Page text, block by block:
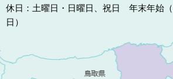
休日：土曜日・日曜日、祝日 年末年始
日）